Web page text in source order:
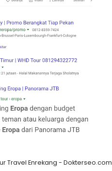
Travel Enrekang - Dokterseo.com